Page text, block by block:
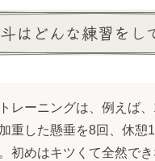
はどんな練習をし
レーニングは、例えば
重した懸垂を8回、休憩
初めはキツくて全然で